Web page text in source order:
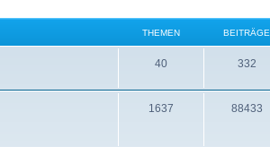
THEMEN BEITRÄGE
40 332
1637 88433